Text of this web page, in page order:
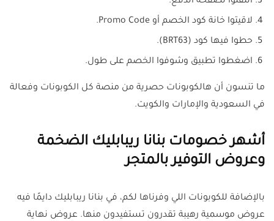
لاقيتوا خانة كود الخصم أو Promo Code.
حطوا فيها كود (BRT63).
اضغطوا تطبيق وشوفوا الخصم على طول.
ما تنسون أن هالكوبونات حصرية من منصة كل الكوبونات وفعالة
في السعودية والإمارات والكويت.
أشهر خصومات بنانا ريبابليك الضخمة
وعروض التوفير بالمتجر
بالإضافة للكوبونات اللي وفرناها لكم، في بنانا ريبابليك دايمًا فيه
عروض موسمية رهيبة تقدرون تستفيدون منها. عروض نهاية